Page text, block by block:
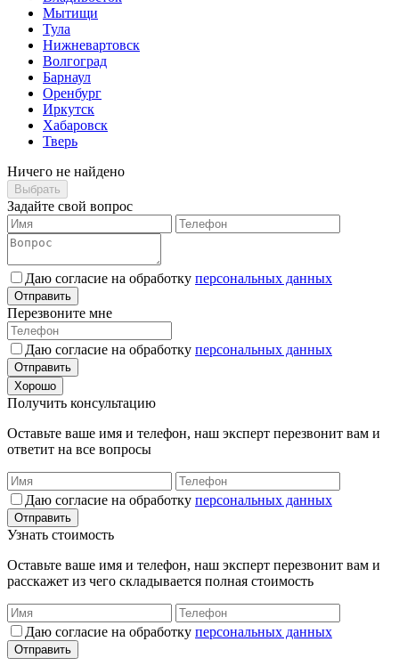
Мытищи
Тула
Нижневартовск
Волгоград
Барнаул
Оренбург
Иркутск
Хабаровск
Тверь
Ничего не найдено
Выбрать
Задайте свой вопрос
Даю согласие на обработку персональных данных
Отправить
Перезвоните мне
Даю согласие на обработку персональных данных
Отправить
Хорошо
Получить консультацию
Оставьте ваше имя и телефон, наш эксперт перезвонит вам и
ответит на все вопросы
Даю согласие на обработку персональных данных
Отправить
Узнать стоимость
Оставьте ваше имя и телефон, наш эксперт перезвонит вам и
расскажет из чего складывается полная стоимость
Даю согласие на обработку персональных данных
Отправить